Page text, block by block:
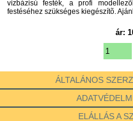
vízbázisú festék, a profi
festéséhez szükséges kiegészítõ.
ár:
ÁLTALÁNOS
ELÁLLÁS A